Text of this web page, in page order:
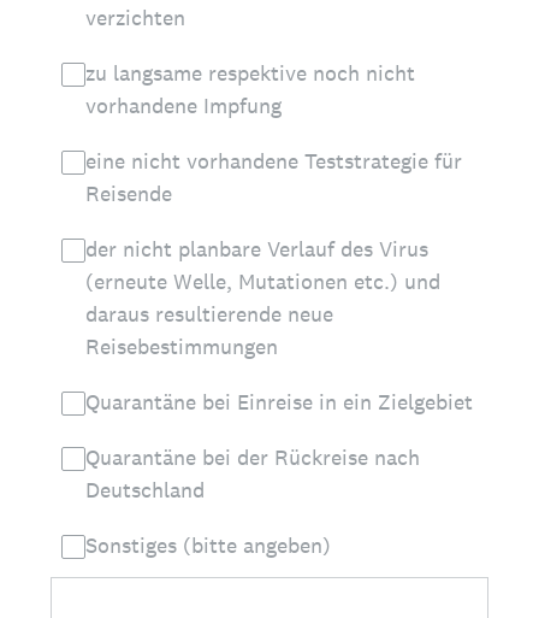
verzichten
zu langsame respektive noch nicht
vorhandene Impfung
eine nicht vorhandene Teststrategie für
Reisende
der nicht planbare Verlauf des Virus
(erneute Welle, Mutationen etc.) und
daraus resultierende neue
Reisebestimmungen
Quarantäne bei Einreise in ein Zielgebiet
Quarantäne bei der Rückreise nach
Deutschland
Sonstiges (bitte angeben)